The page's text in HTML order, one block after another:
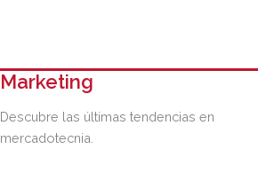
Marketing
Descubre las últimas tendencias en
mercadotecnia.